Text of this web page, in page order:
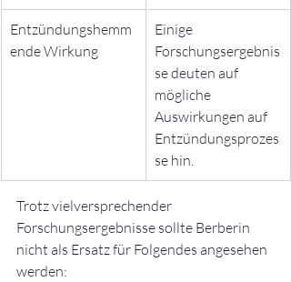
Entzündungshemm
ende Wirkung
Einige
Forschungsergebnis
se deuten auf
mögliche
Auswirkungen auf
Entzündungsprozes
se hin.
Trotz vielversprechender
Forschungsergebnisse sollte Berberin
nicht als Ersatz für Folgendes angesehen
werden: